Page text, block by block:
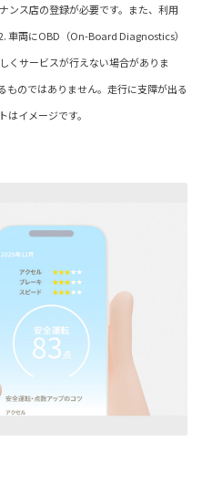
ンス店の登録が必要です。また、利用
両にOBD（On-Board Diagnostics）
くサービスが行えない場合がありま
のではありません。走行に支障が出る
イメージです。